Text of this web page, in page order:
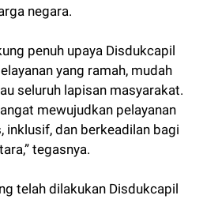
negara.
penuh upaya Disdukcapil
yang ramah, mudah
seluruh lapisan masyarakat.
mewujudkan pelayanan
inklusif, dan berkeadilan bagi
tegasnya.
telah dilakukan Disdukcapil